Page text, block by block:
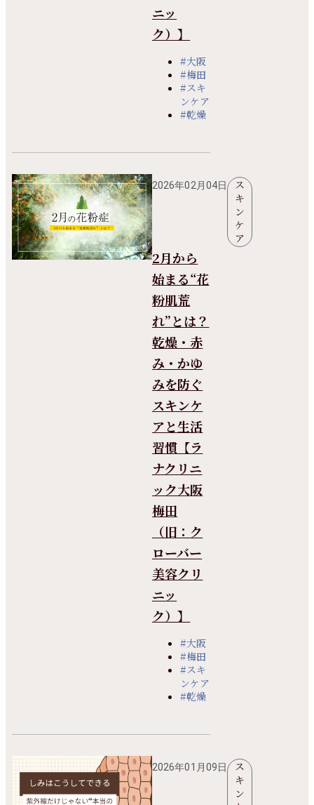
ニッ
ク）】
#大阪
#梅田
#スキ
ンケア
#乾燥
2026年02月04日
ス
キ
ン
ケ
ア
2月から
始まる“花
粉肌荒
れ”とは？
乾燥・赤
み・かゆ
みを防ぐ
スキンケ
アと生活
習慣【ラ
ナクリニ
ック大阪
梅田
（旧：ク
ローバー
美容クリ
ニッ
ク）】
#大阪
#梅田
#スキ
ンケア
#乾燥
2026年01月09日
ス
キ
ン